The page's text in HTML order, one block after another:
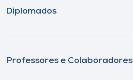
Diplomados
Professores e Colaboradores